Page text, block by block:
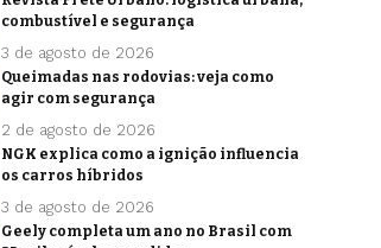
combustível e segurança
3 de agosto de 2026
Queimadas nas rodovias: veja como
agir com segurança
2 de agosto de 2026
NGK explica como a ignição influencia
os carros híbridos
3 de agosto de 2026
Geely completa um ano no Brasil com